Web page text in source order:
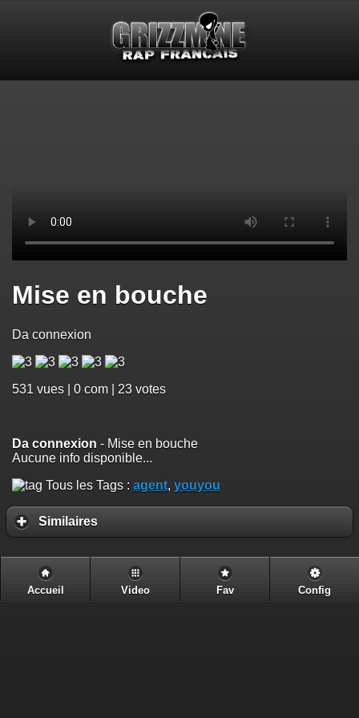
Mise en bouche
Da connexion
531 vues | 0 com | 23 votes
Da connexion - Mise en bouche
Aucune info disponible...
Tous les Tags : agent, youyou
Similaires
Accueil Video Fav Config